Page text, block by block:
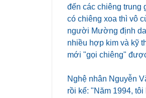
đến các chiêng trung
có chiêng xoa thì vô
người Mường định
nhiều hợp kim và kỹ
mới "gọi chiêng"
Nghệ nhân Nguyễn
rồi kể: "Năm 1994,